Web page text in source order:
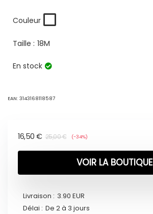
Couleur
Taille : 18M
En stock
EAN: 3143168118587
25,00€
16,50 € (-34%)
VOIR LA BOUTIQUE
Livraison : 3.90 EUR
Délai : De 2 à 3 jours